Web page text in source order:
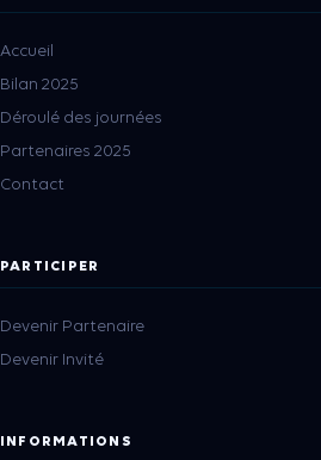
Accueil
Bilan 2025
Déroulé des journées
Partenaires 2025
Contact
PARTICIPER
Devenir Partenaire
Devenir Invité
INFORMATIONS